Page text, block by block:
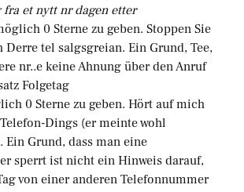
et nytt nr dagen etter
0 Sterne zu geben. Stoppen Sie
Derre tel salgsgreian. Ein Grund, Tee,
nr..e keine Ahnung über den Anruf
Folgetag
0 Sterne zu geben. Hört auf mich
Dings (er meinte wohl
Ein Grund, dass man eine
sperrt ist nicht ein Hinweis darauf,
von einer anderen Telefonnummer